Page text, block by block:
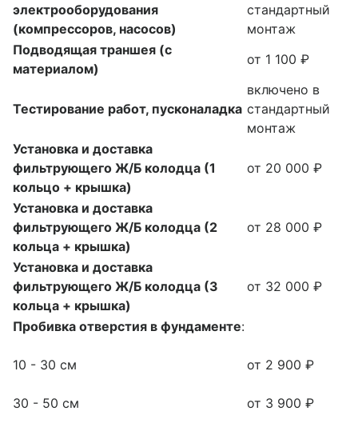
электрооборудования
(компрессоров, насосов)
стандартный
монтаж
Подводящая траншея (с
материалом)
от 1 100 ₽
Тестирование работ, пусконаладка
включено в
стандартный
монтаж
Установка и доставка
фильтрующего Ж/Б колодца (1
кольцо + крышка)
от 20 000 ₽
Установка и доставка
фильтрующего Ж/Б колодца (2
кольца + крышка)
от 28 000 ₽
Установка и доставка
фильтрующего Ж/Б колодца (3
кольца + крышка)
от 32 000 ₽
Пробивка отверстия в фундаменте:
10 - 30 см
30 - 50 см
от 2 900 ₽
от 3 900 ₽